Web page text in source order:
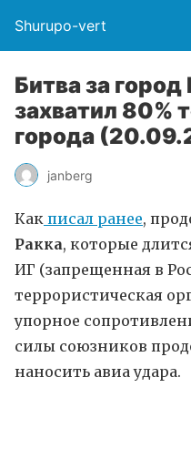
Shurupo-vert
Битва за город
захватил 80%
города
janberg
Как писал ранее,
Ракка, которые
ИГ (запрещенная в
террористическая
упорное
силы союзников
наносить авиа удара.